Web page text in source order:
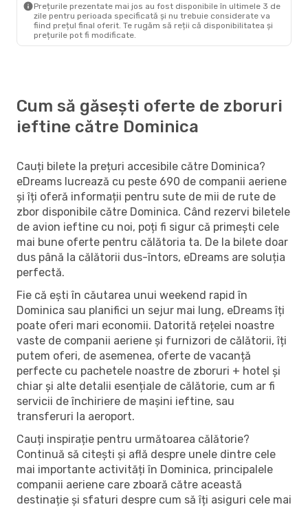
Prețurile prezentate mai jos au fost disponibile în ultimele 3 de
zile pentru perioada specificată și nu trebuie considerate va
fiind prețul final oferit. Te rugăm să reții că disponibilitatea și
prețurile pot fi modificate.
Cum să găsești oferte de zboruri
ieftine către Dominica
Cauți bilete la prețuri accesibile către Dominica?
eDreams lucrează cu peste 690 de companii aeriene
și îți oferă informații pentru sute de mii de rute de
zbor disponibile către Dominica. Când rezervi biletele
de avion ieftine cu noi, poți fi sigur că primești cele
mai bune oferte pentru călătoria ta. De la bilete doar
dus până la călătorii dus-întors, eDreams are soluția
perfectă.
Fie că ești în căutarea unui weekend rapid în
Dominica sau planifici un sejur mai lung, eDreams îți
poate oferi mari economii. Datorită rețelei noastre
vaste de companii aeriene și furnizori de călătorii, îți
putem oferi, de asemenea, oferte de vacanță
perfecte cu pachetele noastre de zboruri + hotel și
chiar și alte detalii esențiale de călătorie, cum ar fi
servicii de închiriere de mașini ieftine, sau
transferuri la aeroport.
Cauți inspirație pentru următoarea călătorie?
Continuă să citești și află despre unele dintre cele
mai importante activități în Dominica, principalele
companii aeriene care zboară către această
destinație și sfaturi despre cum să îți asiguri cele mai